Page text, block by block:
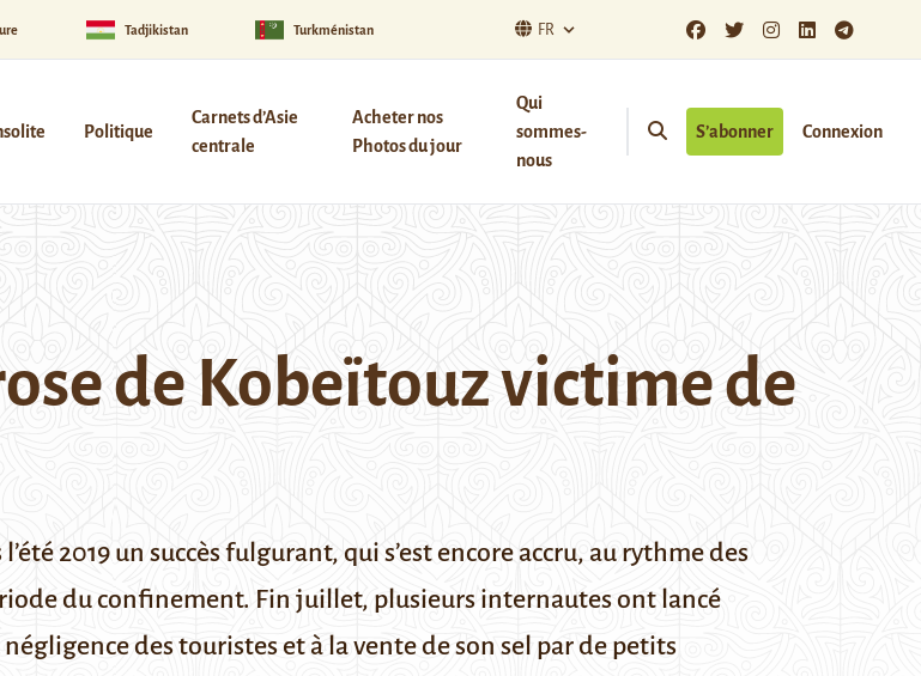
Tadjikistan Turkménistan FR
Politique
Carnets d’Asie
centrale
Acheter nos
Photos du jour
Qui
sommes-
nous
S’abonner Connexion
de Kobeïtouz victime de
2019 un succès fulgurant, qui s’est encore accru, au rythme des
du confinement. Fin juillet, plusieurs internautes ont lancé
des touristes et à la vente de son sel par de petits